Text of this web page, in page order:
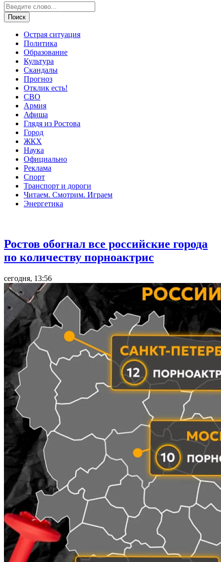
Острая ситуация
Политика
Образование
Культура
Скандалы
Прогноз
Отклик есть!
СВО
Армия
Афиша
Глядя из Ростова
Город
ЖКХ
Наука
Официально
Реклама
Спорт
Транспорт и дороги
Читаем. Смотрим. Играем
Энергетика
Ростов обогнал все российские города
по количеству порноактрис
сегодня, 13:56